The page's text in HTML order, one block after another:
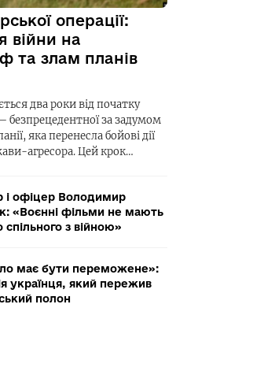
операції:
війни на
та злам планів
два роки від початку
безпрецедентної за задумом
яка перенесла бойові дії
агресора. Цей крок…
і офіцер Володимир
«Воєнні фільми не мають
спільного з війною»
має бути переможене»:
українця, який пережив
полон